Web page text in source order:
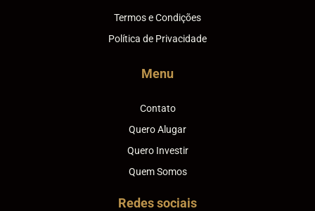
Termos e Condições
Política de Privacidade
Menu
Contato
Quero Alugar
Quero Investir
Quem Somos
Redes sociais